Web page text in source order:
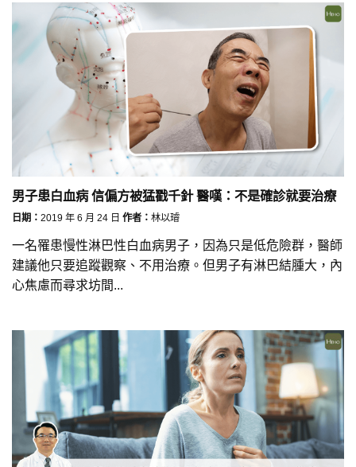
男子患白血病 信偏方被猛戳千針 醫嘆：不是確診就要治療
日期： 2019 年 6 月 24 日 作者： 林以璿
一名罹患慢性淋巴性白血病男子，因為只是低危險群，醫師
建議他只要追蹤觀察、不用治療。但男子有淋巴結腫大，內
心焦慮而尋求坊間...